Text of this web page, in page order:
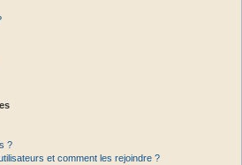
?
et comment les rejoindre ?